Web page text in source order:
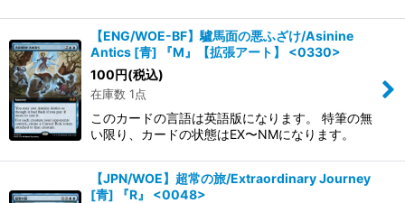
【ENG/WOE-BF】驢馬面の悪ふざけ/Asinine
Antics [青] 『M』【拡張アート】 <0330>
100円(税込)
在庫数 1点
このカードの言語は英語版になります。 特筆の無
い限り、カードの状態はEX〜NMになります。
【JPN/WOE】超常の旅/Extraordinary Journey
[青] 『R』 <0048>